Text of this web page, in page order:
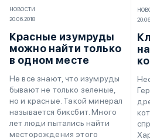
НОВОСТИ
20.06.2018
Красные изумруды
можно найти только
в одном месте
Не все знают, что изумруды
бывают не только зеленые,
но и красные. Такой минерал
называется биксбит. Много
лет люди пытались найти
месторождения этого